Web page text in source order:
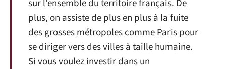
sur l’ensemble du territoire français. De
plus, on assiste de plus en plus à la fuite
des grosses métropoles comme Paris pour
se diriger vers des villes à taille humaine.
Si vous voulez investir dans un